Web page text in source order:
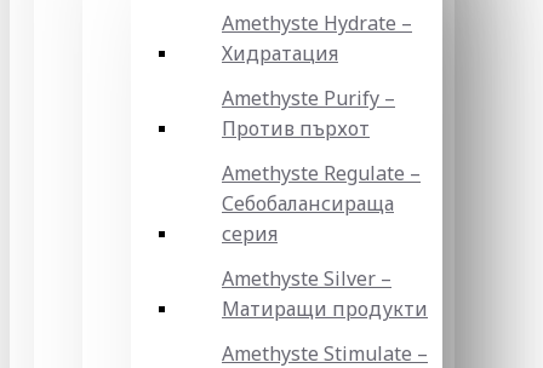
Amethyste Hydrate –
Хидратация
Amethyste Purify –
Против пърхот
Amethyste Regulate –
Себобалансираща
серия
Amethyste Silver –
Матиращи продукти
Amethyste Stimulate –